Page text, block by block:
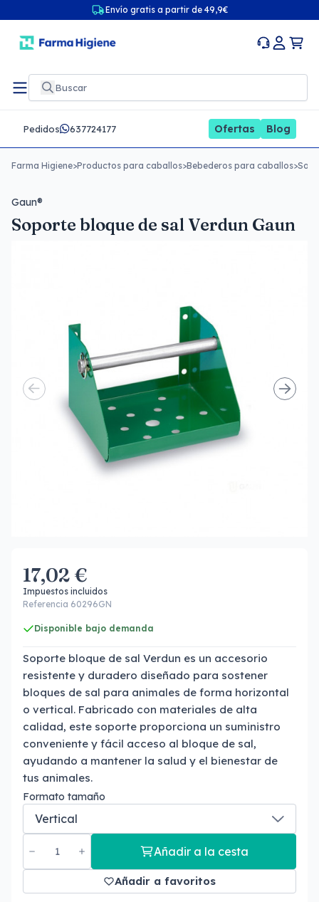
Envío gratis a partir de 49,9€
Pedidos 637724177 Ofertas Blog
Farma Higiene>Productos para caballos>Bebederos para caballos>
Gaun®
Soporte bloque de sal Verdun Gaun
17,02 €
Impuestos incluidos
Referencia 60296GN
Disponible bajo demanda
Soporte bloque de sal Verdun es un accesorio
resistente y duradero diseñado para sostener
bloques de sal para animales de forma horizontal
o vertical. Fabricado con materiales de alta
calidad, este soporte proporciona un suministro
conveniente y fácil acceso al bloque de sal,
ayudando a mantener la salud y el bienestar de
tus animales.
Formato tamaño
Añadir a la cesta
Añadir a favoritos